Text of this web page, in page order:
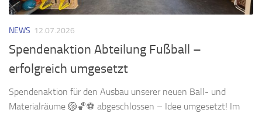
NEWS 12.07.2026
Spendenaktion Abteilung Fußball –
erfolgreich umgesetzt
Spendenaktion für den Ausbau unserer neuen Ball- und
Materialräume 🏐🏀⚽ abgeschlossen – Idee umgesetzt! Im